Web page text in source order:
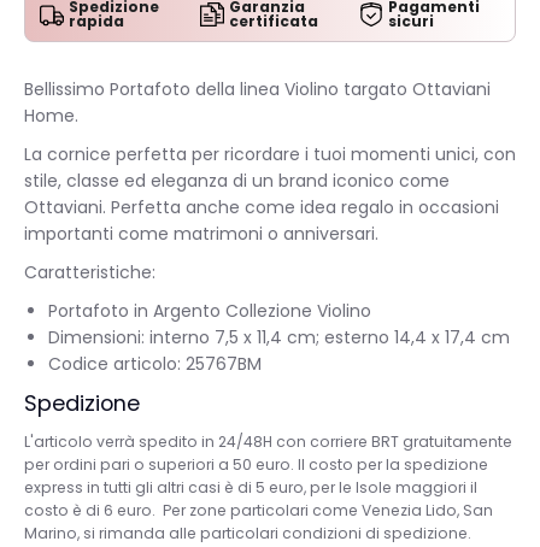
Spedizione
rapida
Garanzia
certificata
Pagamenti
sicuri
Bellissimo Portafoto della linea Violino targato Ottaviani
Home.
La cornice perfetta per ricordare i tuoi momenti unici, con
stile, classe ed eleganza di un brand iconico come
Ottaviani. Perfetta anche come idea regalo in occasioni
importanti come matrimoni o anniversari.
Caratteristiche:
Portafoto in Argento Collezione Violino
Dimensioni: interno 7,5 x 11,4 cm; esterno 14,4 x 17,4 cm
Codice articolo: 25767BM
Spedizione
L'articolo verrà spedito in 24/48H con corriere BRT gratuitamente
per ordini pari o superiori a 50 euro. Il costo per la spedizione
express in tutti gli altri casi è di 5 euro, per le Isole maggiori il
costo è di 6 euro. Per zone particolari come Venezia Lido, San
Marino, si rimanda alle particolari condizioni di spedizione.